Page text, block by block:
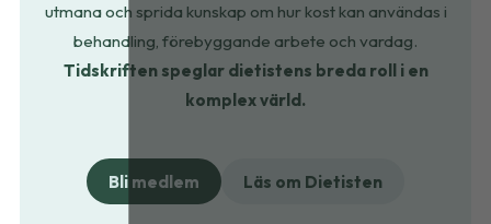
utmanaoch sprida kunskap om hur kost kan användas i
behandling, förebyggande arbete och vardag.
Tidskriften speglar dietistens breda roll i en
komplex värld.
Bli medlem Läs om Dietisten